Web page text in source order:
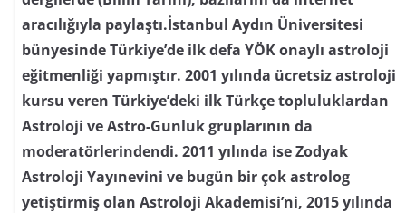
aracılığıyla paylaştı.İstanbul Aydın Üniversitesi
bünyesinde Türkiye’de ilk defa YÖK onaylı astroloji
eğitmenliği yapmıştır. 2001 yılında ücretsiz astroloji
kursu veren Türkiye’deki ilk Türkçe topluluklardan
Astroloji ve Astro-Gunluk gruplarının da
moderatörlerindendi. 2011 yılında ise Zodyak
Astroloji Yayınevini ve bugün bir çok astrolog
yetiştirmiş olan Astroloji Akademisi’ni, 2015 yılında